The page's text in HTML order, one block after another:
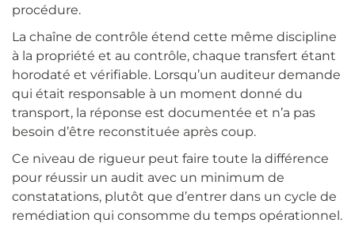
procédure.
La chaîne de contrôle étend cette même discipline
à la propriété et au contrôle, chaque transfert étant
horodaté et vérifiable. Lorsqu’un auditeur demande
qui était responsable à un moment donné du
transport, la réponse est documentée et n’a pas
besoin d’être reconstituée après coup.
Ce niveau de rigueur peut faire toute la différence
pour réussir un audit avec un minimum de
constatations, plutôt que d’entrer dans un cycle de
remédiation qui consomme du temps opérationnel.